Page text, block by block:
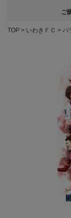
ご
TOP いわきＦＣ バ